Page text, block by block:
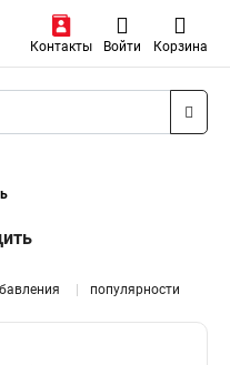
Контакты Войти Корзина
популярности